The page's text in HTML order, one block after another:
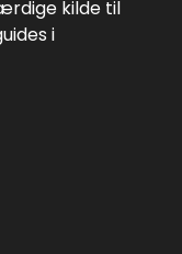
kilde til
i